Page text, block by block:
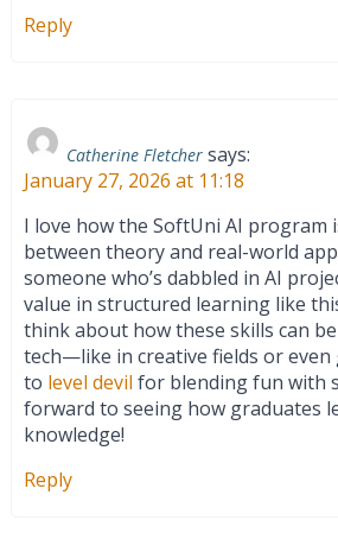
Reply
Catherine Fletcher says:
January 27, 2026 at 11:18
I love how the SoftUni AI program
between theory and real-world
someone who’s dabbled in AI
value in structured learning like
think about how these skills can
tech—like in creative fields or
to level devil for blending fun with
forward to seeing how graduates
knowledge!
Reply